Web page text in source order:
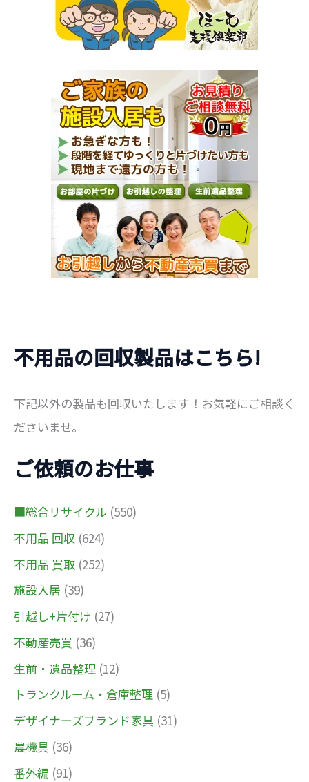
不用品の回収製品はこちら!
下記以外の製品も回収いたします！お気軽にご相談く
ださいませ。
ご依頼のお仕事
■総合リサイクル (550)
不用品 回収 (624)
不用品 買取 (252)
施設入居 (39)
引越し+片付け (27)
不動産売買 (36)
生前・遺品整理 (12)
トランクルーム・倉庫整理 (5)
デザイナーズブランド家具 (31)
農機具 (36)
番外編 (91)